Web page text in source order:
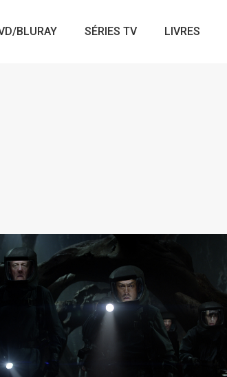
BLURAY SÉRIES TV LIVRES